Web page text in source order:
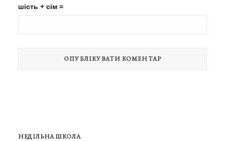
шість + сім =
НЕДІЛЬНА ШКОЛА